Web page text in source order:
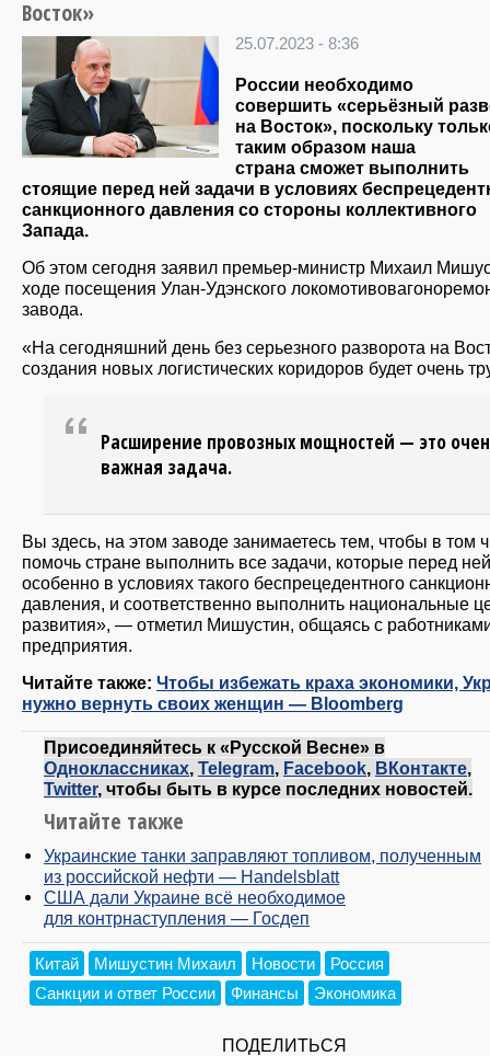
Восток»
25.07.2023 - 8:36
России необходимо
совершить «серьёзный
на Восток», поскольку
таким образом наша
страна сможет выполнить
стоящие перед ней задачи в условиях
санкционного давления со стороны коллективного
Запада.
Об этом сегодня заявил премьер-министр Михаил
ходе посещения Улан-Удэнского
завода.
«На сегодняшний день без серьезного разворота на
создания новых логистических коридоров будет очень
Расширение провозных мощностей — это
важная задача.
Вы здесь, на этом заводе занимаетесь тем, чтобы в том
помочь стране выполнить все задачи, которые перед ней
особенно в условиях такого беспрецедентного
давления, и соответственно выполнить национальные
развития», — отметил Мишустин, общаясь с
предприятия.
Читайте также: Чтобы избежать краха экономики,
нужно вернуть своих женщин — Bloomberg
Присоединяйтесь к «Русской Весне» в
Одноклассниках, Telegram, Facebook, ВКонтакте,
Twitter, чтобы быть в курсе последних новостей.
Читайте также
Украинские танки заправляют топливом, полученным
из российской нефти — Handelsblatt
США дали Украине всё необходимое
для контрнаступления — Госдеп
Китай Мишустин Михаил Новости
Россия
Санкции и ответ России
Финансы Экономика
ПОДЕЛИТЬСЯ